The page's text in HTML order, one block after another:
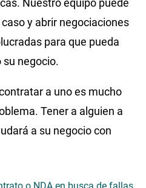
Nuestro equipo puede
y abrir negociaciones
para que pueda
negocio.
a uno es mucho
Tener a alguien a
a su negocio con